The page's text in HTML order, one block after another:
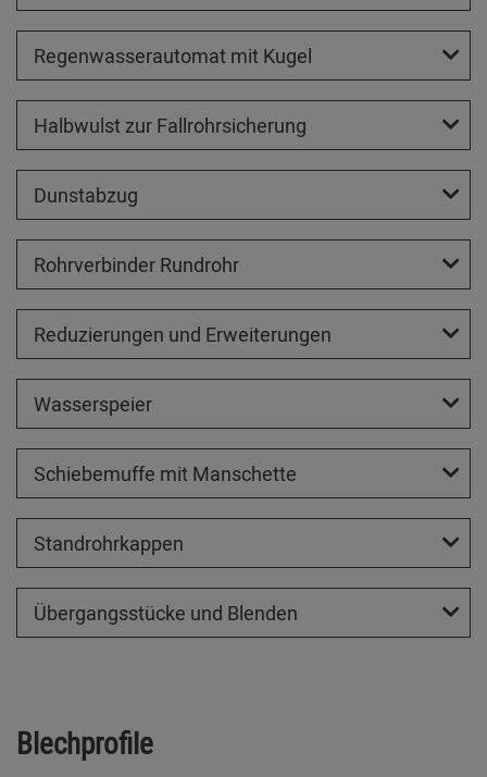
Regenwasserautomat mit Kugel
Halbwulst zur Fallrohrsicherung
Dunstabzug
Rohrverbinder Rundrohr
Reduzierungen und Erweiterungen
Wasserspeier
Schiebemuffe mit Manschette
Standrohrkappen
Übergangsstücke und Blenden
Blechprofile